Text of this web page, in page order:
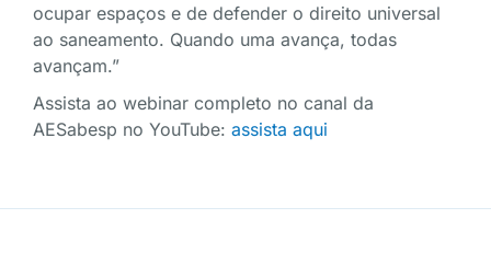
ocupar espaços e de defender o direito universal
ao saneamento. Quando uma avança, todas
avançam.”
Assista ao webinar completo no canal da
AESabesp no YouTube: assista aqui